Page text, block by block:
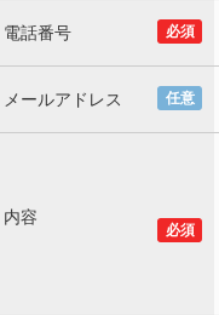
必須
電話番号
任意
メールアドレス
必須
内容